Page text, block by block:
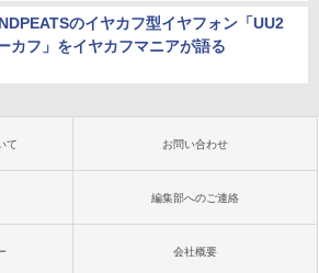
のイヤカフ型イヤフォン「UU2
カフ」をイヤカフマニアが語る
て お問い合わせ
編集部へのご連絡
会社概要